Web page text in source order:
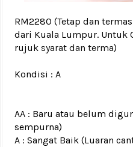
RM2280 (Tetap dan
dari Kuala Lumpur. Untuk
rujuk syarat dan terma)
Kondisi : A
AA : Baru atau belum
sempurna)
A : Sangat Baik (Luaran